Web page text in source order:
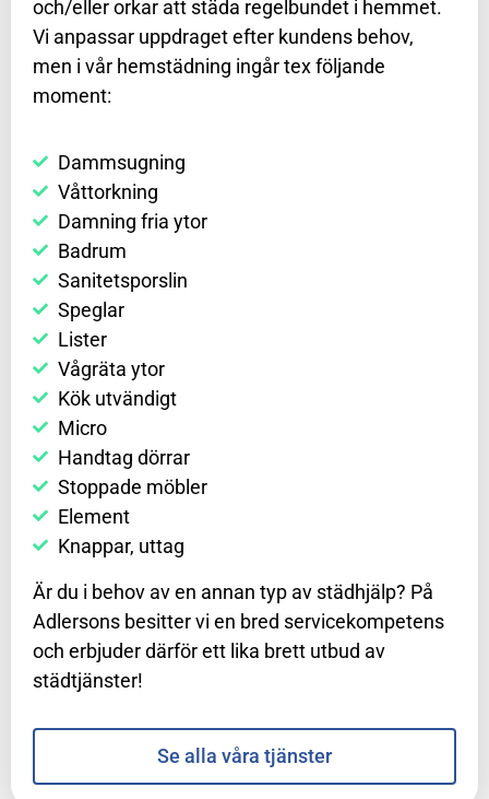
och/eller orkar att städa regelbundet i hemmet.
Vi anpassar uppdraget efter kundens behov,
men i vår hemstädning ingår tex följande
moment:
Dammsugning
Våttorkning
Damning fria ytor
Badrum
Sanitetsporslin
Speglar
Lister
Vågräta ytor
Kök utvändigt
Micro
Handtag dörrar
Stoppade möbler
Element
Knappar, uttag
Är du i behov av en annan typ av städhjälp? På
Adlersons besitter vi en bred servicekompetens
och erbjuder därför ett lika brett utbud av
städtjänster!
Se alla våra tjänster